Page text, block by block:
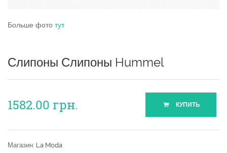
Больше фото тут
Слипоны Слипоны Hummel
1582.00 грн. КУПИТЬ
Магазин: La Moda